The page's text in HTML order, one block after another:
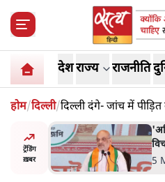
देशराज्य राजनीति
होम/दिल्ली/दिल्ली दंगे- जांच में
कोर्ट
ट्रेंडिंग
ख़बर
5